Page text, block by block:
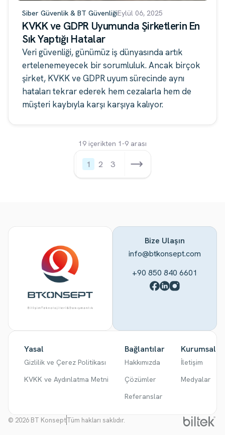
Siber Güvenlik & BT GüvenliğiEylül 06, 2025
KVKK ve GDPR Uyumunda Şirketlerin En
Sık Yaptığı Hatalar
Veri güvenliği, günümüz iş dünyasında artık
ertelenemeyecek bir sorumluluk. Ancak birçok
şirket, KVKK ve GDPR uyum sürecinde aynı
hataları tekrar ederek hem cezalarla hem de
müşteri kaybıyla karşı karşıya kalıyor.
19 içerikten 1-9 arası
1 2 3
Yasal
Gizlilik ve Çerez Politikası
KVKK ve Aydınlatma Metni
Bağlantılar
Hakkımızda
Çözümler
Referanslar
Kurumsal
İletişim
Medyalar
Bize Ulaşın
info@btkonsept.com
+90 850 840 6601
© 2026 BT KonseptTüm hakları saklıdır.